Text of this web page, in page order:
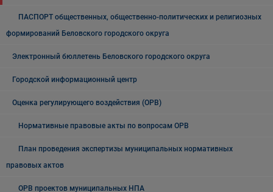
ПАСПОРТ общественных, общественно-политических и религиозных
формирований Беловского городского округа
Электронный бюллетень Беловского городского округа
Городской информационный центр
Оценка регулирующего воздействия (ОРВ)
Нормативные правовые акты по вопросам ОРВ
План проведения экспертизы муниципальных нормативных
правовых актов
ОРВ проектов муниципальных НПА